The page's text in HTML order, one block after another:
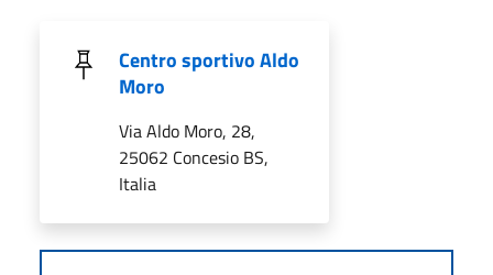
Centro sportivo Aldo
Moro
Via Aldo Moro, 28,
25062 Concesio BS,
Italia